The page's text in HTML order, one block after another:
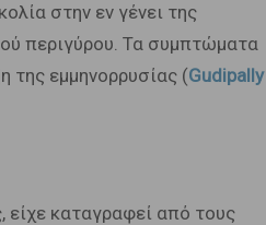
στην εν γένει της
περιγύρου. Τα συμπτώματα
της εμμηνορρυσίας (Gudipally
είχε καταγραφεί από τους